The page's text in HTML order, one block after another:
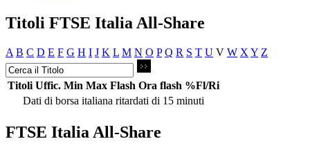
Titoli FTSE Italia All-Share
A B C D E F G H I J K L M N O P Q R S T U V W X Y Z
Titoli Uffic. Min Max Flash Ora flash %Fl/Ri
Dati di borsa italiana ritardati di 15 minuti
FTSE Italia All-Share